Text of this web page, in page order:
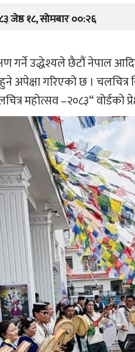
जेष्ठ १८, सोमबार ००:२६
गर्ने उद्धेश्यले छैटौं नेपाल
गरिएको छ । चलचित्र
महोत्सव –२०८३“ वोर्डको